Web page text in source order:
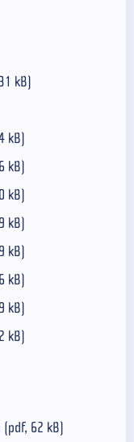
kB)
kB)
kB)
kB)
kB)
kB)
kB)
kB)
kB)
62 kB)